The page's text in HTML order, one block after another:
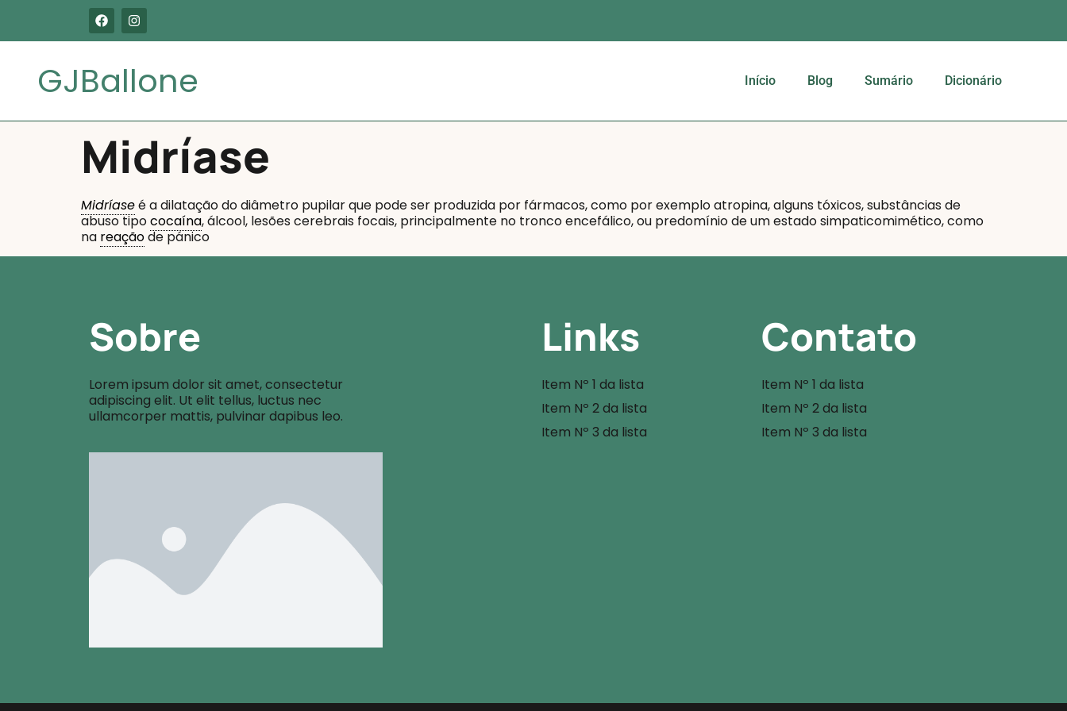
GJBallone Início Blog Sumário Dicionário
Midríase
Midríaseé a dilatação do diâmetro pupilar que pode ser produzida por fármacos, como por exemplo atropina, alguns tóxicos, substâncias de
abuso tipococaína, álcool, lesões cerebrais focais, principalmente no tronco encefálico, ou predomínio de um estado simpaticomimético, como
na reaçãode pánico
Sobre
Lorem ipsum dolor sit amet, consectetur
adipiscing elit. Ut elit tellus, luctus nec
ullamcorper mattis, pulvinar dapibus leo.
Links
Item Nº 1 da lista
Item Nº 2 da lista
Item Nº 3 da lista
Contato
Item Nº 1 da lista
Item Nº 2 da lista
Item Nº 3 da lista